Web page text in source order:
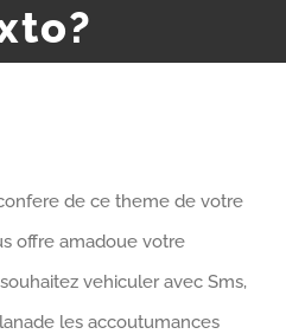
de ce theme de votre
offre amadoue votre
vehiculer avec Sms,
les accoutumances